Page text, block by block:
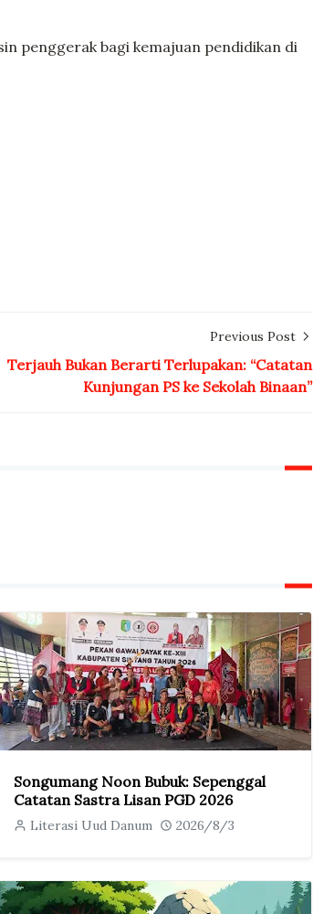
penggerak bagi kemajuan pendidikan di
Previous Post
Terjauh Bukan Berarti Terlupakan: “Catatan
Kunjungan PS ke Sekolah Binaan”
Songumang Noon Bubuk: Sepenggal
Catatan Sastra Lisan PGD 2026
Literasi Uud Danum 2026/8/3